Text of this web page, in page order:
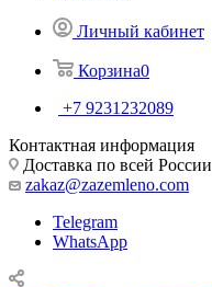
Личный кабинет
Корзина0
+7 9231232089
Контактная информация
Доставка по всей России
zakaz@zazemleno.com
Telegram
WhatsApp